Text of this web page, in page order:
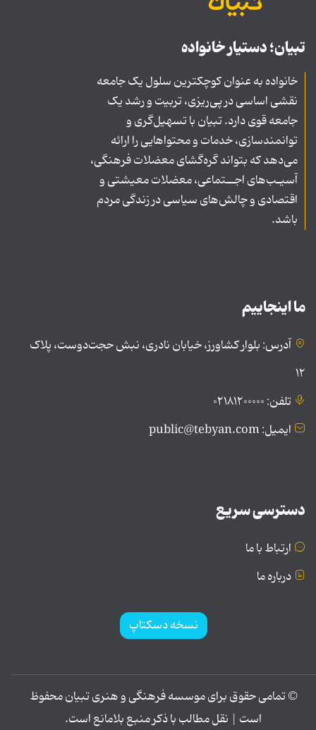
تبیان؛ دستیار خانواده
خانواده به عنوان کوچکترین سلول یک جامعه
نقشی اساسی در پی‌ریزی، تربیت و رشد یک
جامعه قوی دارد. تبیان با تسهیل‌گری و
توانمندسازی، خدمات و محتواهایی را ارائه
می‌دهد که بتواند گره‌گشای معضلات فرهنگی،
آسیـب‌های اجــتماعی، معضلات معیشتی و
اقتصادی و چالش‌های سیاسی در زندگی مردم
باشد.
ما اینجاییم
آدرس: بلوار کشاورز، خیابان نادری، نبش حجت‌دوست، پلاک
۱۲
تلفن: ۰۲۱۸۱۲۰۰۰۰۰
ایمیل: public@tebyan.com
دسترسی سریع
ارتباط با ما
درباره ما
نسخه دسکتاپ
© تمامی حقوق برای موسسه فرهنگی و هنری تبیان محفوظ
است | نقل مطالب با ذکر منبع بلامانع است.